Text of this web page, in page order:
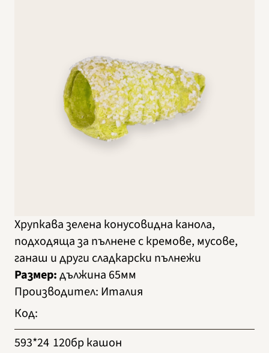
Хрупкава зелена конусовидна канола,
подходяща за пълнене с кремове, мусове,
ганаш и други сладкарски пълнежи
Размер:дължина 65мм
Производител: Италия
Код:
593*24 120бр кашон